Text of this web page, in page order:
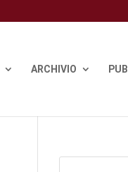
ARCHIVIO